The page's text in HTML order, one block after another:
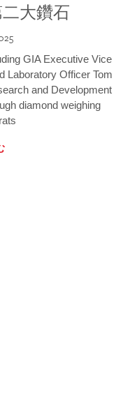
大鑽石
GIA Executive Vice
Laboratory Officer Tom
and Development
diamond weighing